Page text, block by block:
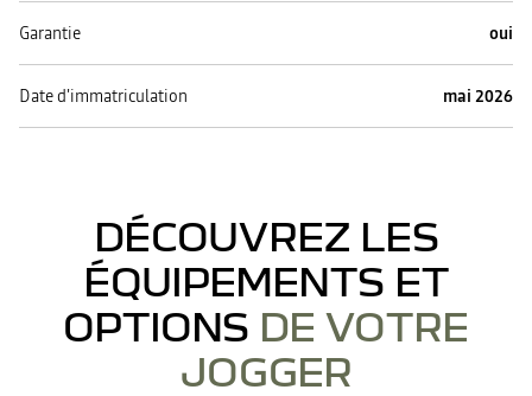
Garantie oui
Date d'immatriculation mai 2026
DÉCOUVREZ LES
ÉQUIPEMENTS ET
OPTIONS DE VOTRE
JOGGER